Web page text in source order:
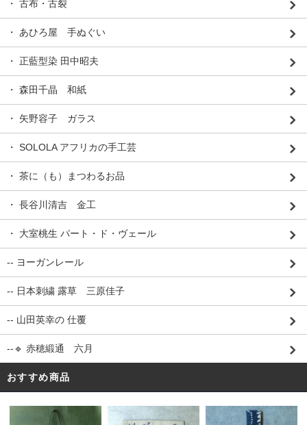
・ 古布・古裂
・ あひろ屋 手ぬぐい
・ 正藍型染 田中昭夫
・ 森田千晶 和紙
・ 矢野容子 ガラス
・ SOLOLA アフリカの手工芸
・ 茶に（も）まつわるお品
・ 長谷川清吉 金工
・ 大室桃生 パート・ド・ヴェール
-- ヨーガンレール
-- 日本刺繍 露草 三原佳子
-- 山田英幸の 仕覆
--🔹 赤穂緞通 六月
おすすめ商品